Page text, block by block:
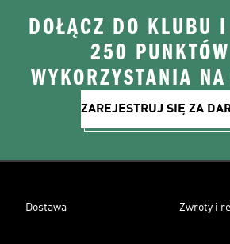
DOŁĄCZ DO KLUBU
250
WYKORZYSTANIA
ZAREJESTRUJ SIĘ ZA
Dostawa Zwroty i